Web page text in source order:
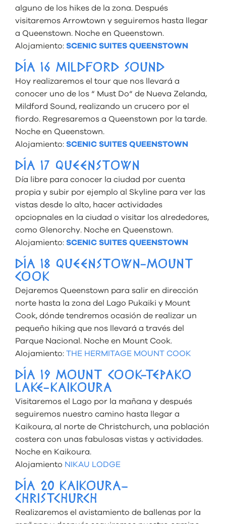
alguno de los hikes de la zona. Después
visitaremos Arrowtown y seguiremos hasta llegar
a Queenstown. Noche en Queenstown.
Alojamiento: SCENIC SUITES QUEENSTOWN
DÍA 16 MILDFORD SOUND
Hoy realizaremos el tour que nos llevará a
conocer uno de los “ Must Do“ de Nueva Zelanda,
Mildford Sound, realizando un crucero por el
fiordo. Regresaremos a Queenstown por la tarde.
Noche en Queenstown.
Alojamiento: SCENIC SUITES QUEENSTOWN
DÍA 17 QUEENSTOWN
Día libre para conocer la ciudad por cuenta
propia y subir por ejemplo al Skyline para ver las
vistas desde lo alto, hacer actividades
opciopnales en la ciudad o visitar los alrededores,
como Glenorchy. Noche en Queenstown.
Alojamiento: SCENIC SUITES QUEENSTOWN
DÍA 18 QUEENSTOWN-MOUNT
COOK
Dejaremos Queenstown para salir en dirección
norte hasta la zona del Lago Pukaiki y Mount
Cook, dónde tendremos ocasión de realizar un
pequeño hiking que nos llevará a través del
Parque Nacional. Noche en Mount Cook.
Alojamiento: THE HERMITAGE MOUNT COOK
DÍA 19 MOUNT COOK-TEPAKO
LAKE-KAIKOURA
Visitaremos el Lago por la mañana y después
seguiremos nuestro camino hasta llegar a
Kaikoura, al norte de Christchurch, una población
costera con unas fabulosas vistas y actividades.
Noche en Kaikoura.
Alojamiento NIKAU LODGE
DÍA 20 KAIKOURA–
CHRISTCHURCH
Realizaremos el avistamiento de ballenas por la